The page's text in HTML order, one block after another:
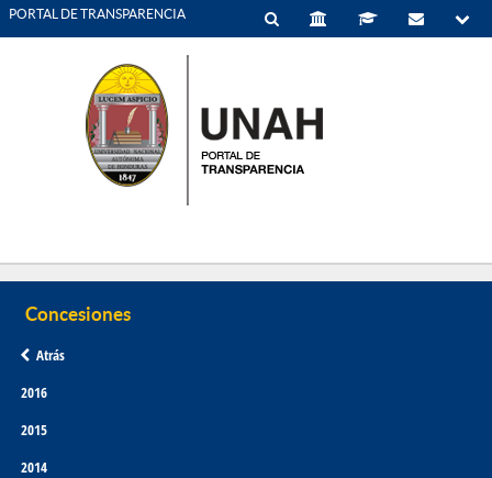
PORTAL DE TRANSPARENCIA
Atrás
2016
2015
2014